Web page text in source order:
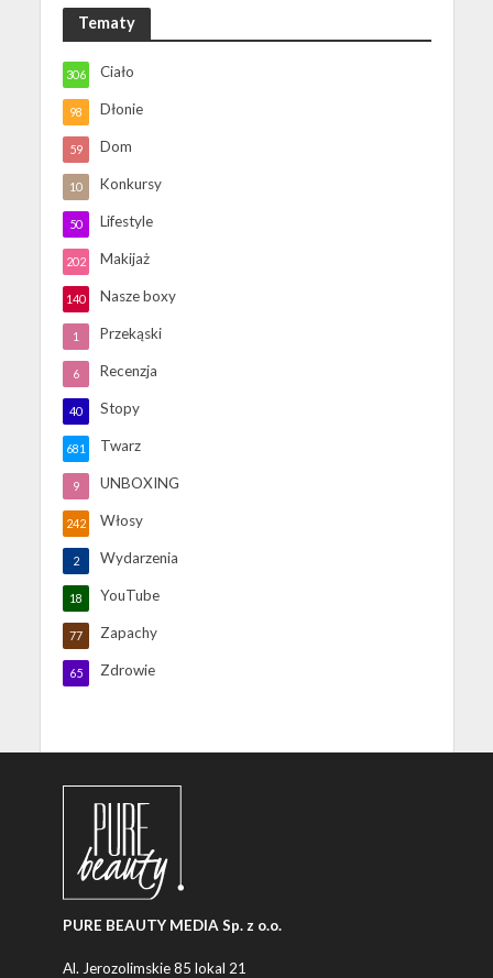
Tematy
Ciało
306
Dłonie
98
Dom
59
Konkursy
10
Lifestyle
50
Makijaż
202
Nasze boxy
140
Przekąski
1
Recenzja
6
Stopy
40
Twarz
681
UNBOXING
9
Włosy
242
Wydarzenia
2
YouTube
18
Zapachy
77
Zdrowie
65
PURE BEAUTY MEDIA Sp. z o.o.
Al. Jerozolimskie 85 lokal 21